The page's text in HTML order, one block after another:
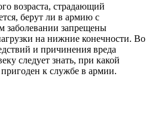
возраста, страдающий
берут ли в армию с
заболевании запрещены
на нижние конечности. Во
и причинения вреда
следует знать, при какой
к службе в армии.